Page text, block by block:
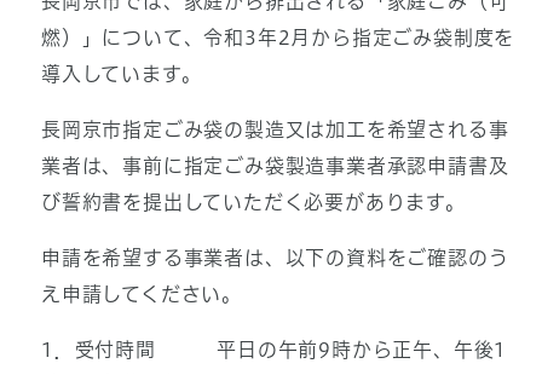
燃）」について、令和3年2月から指定ごみ袋制度を
導入しています。
長岡京市指定ごみ袋の製造又は加工を希望される事
業者は、事前に指定ごみ袋製造事業者承認申請書及
び誓約書を提出していただく必要があります。
申請を希望する事業者は、以下の資料をご確認のう
え申請してください。
1．受付時間 平日の午前9時から正午、午後1